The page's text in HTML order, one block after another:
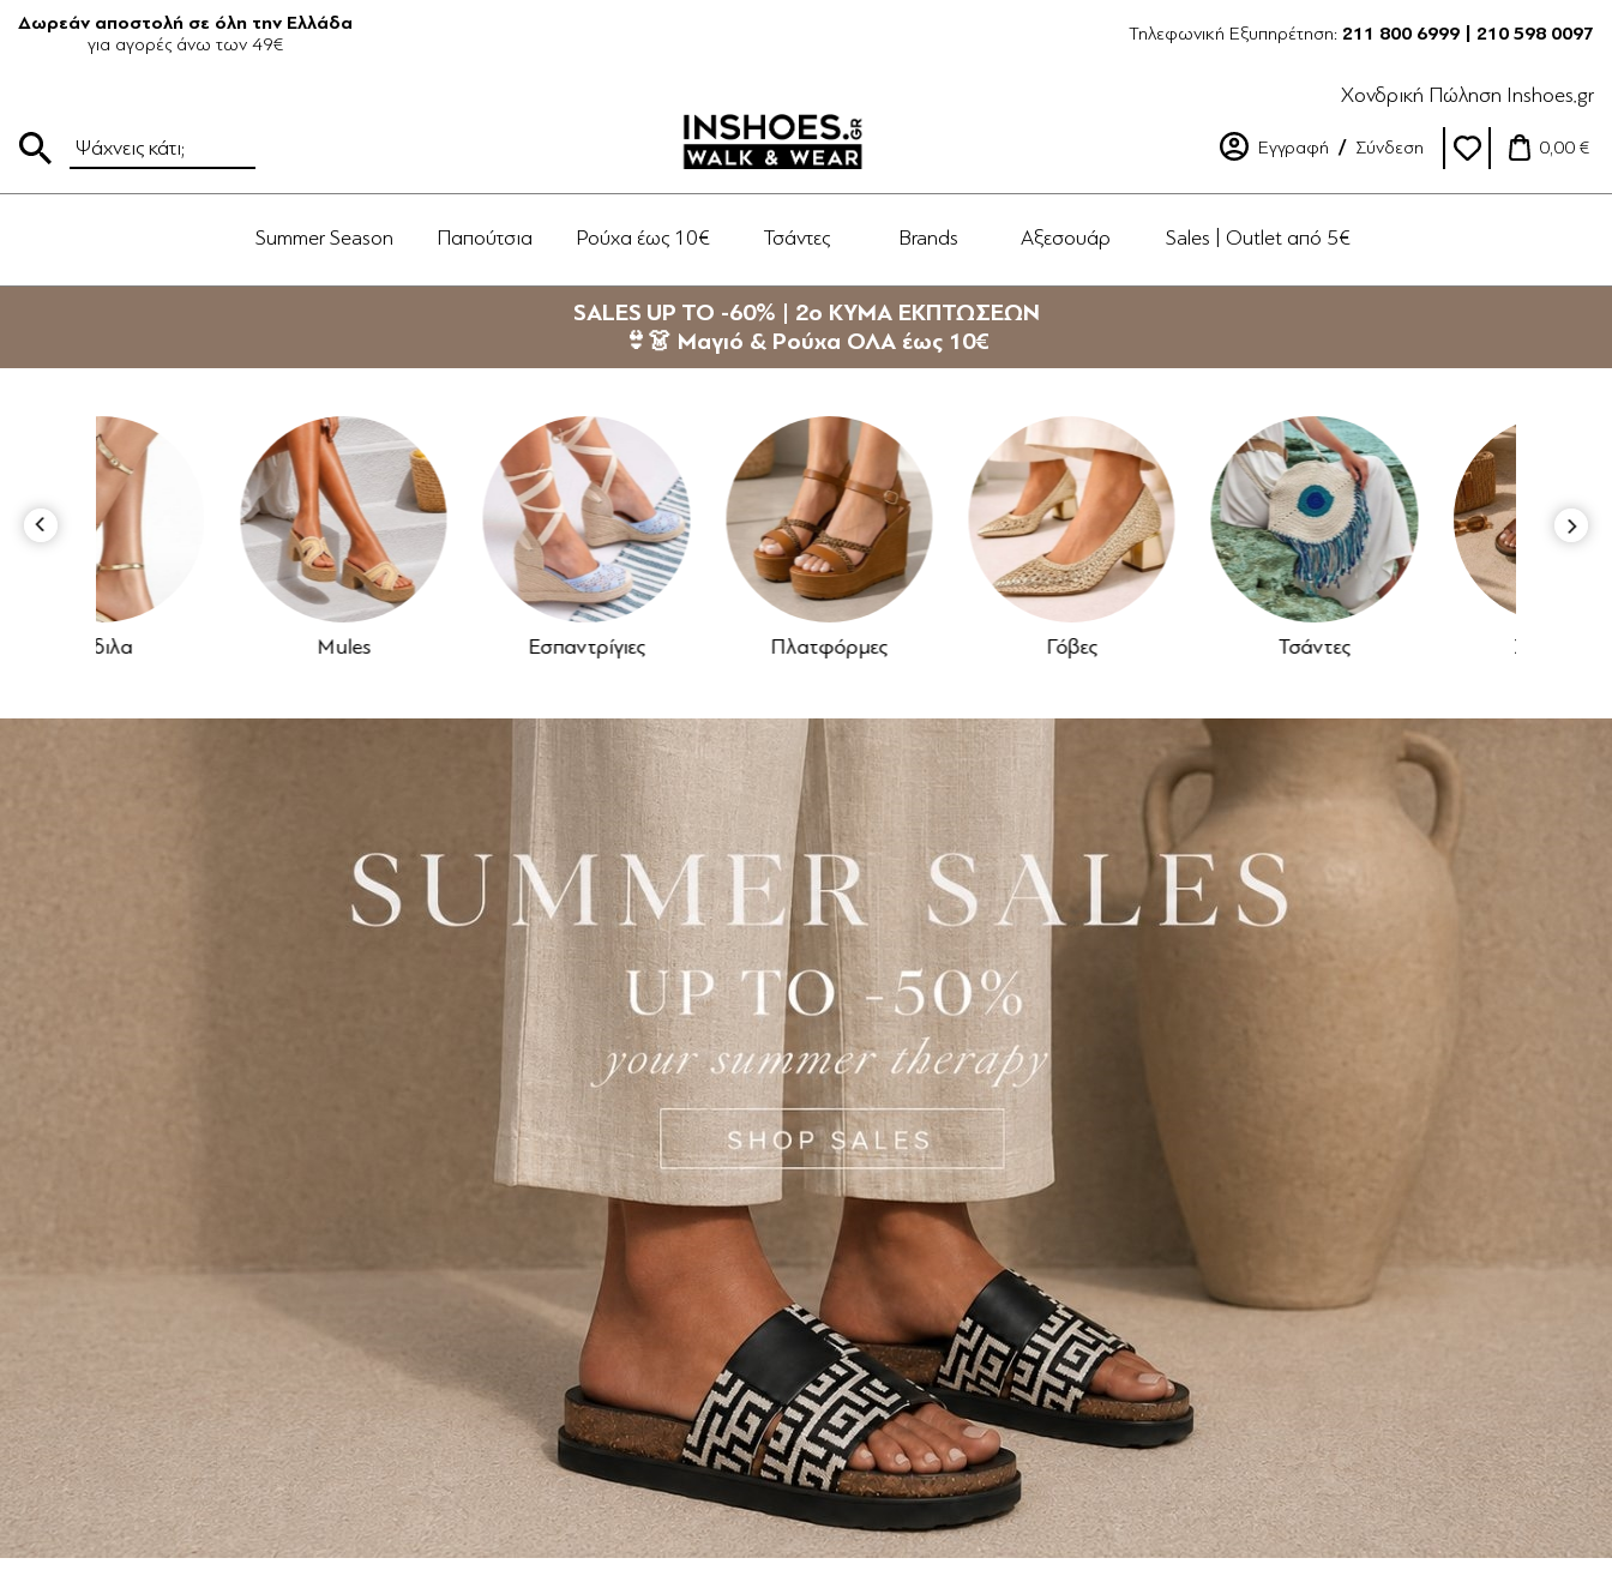
Δωρεάν αποστολή σε όλη την Ελλάδα
για αγορές άνω των 49€
Τηλεφωνική Εξυπηρέτηση: 211 800 6999 | 210 598 0097
Χονδρική Πώληση Inshoes.gr
Εγγραφή Σύνδεση 0,00 €
Summer Season Παπούτσια Ρούχα έως 10€ Τσάντες Brands Αξεσουάρ Sales | Outlet από 5€
SALES UP TO -60% | 2ο ΚΥΜΑ ΕΚΠΤΩΣΕΩΝ
👙👗 Μαγιό & Ρούχα ΟΛΑ έως 10€
Πλατφόρμες